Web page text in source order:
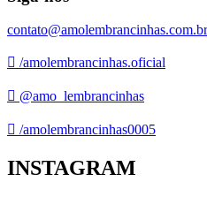
contato@amolembrancinhas.com.br
/amolembrancinhas.oficial
@amo_lembrancinhas
/amolembrancinhas0005
INSTAGRAM